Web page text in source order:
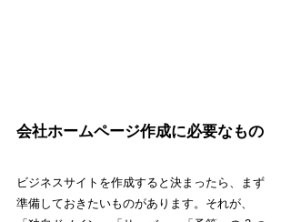
会社ホームページ作成に必要なもの
ビジネスサイトを作成すると決まったら、まず
準備しておきたいものがあります。それが、